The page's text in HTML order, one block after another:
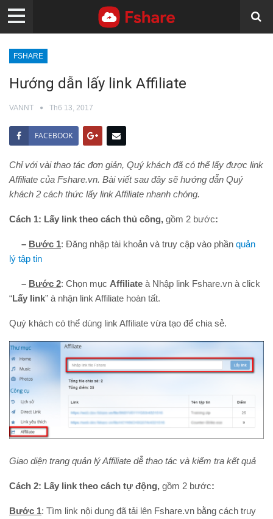
FSHARE
Hướng dẫn lấy link Affiliate
VANNT Th6 13, 2017
FACEBOOK
Chỉ với vài thao tác đơn giản, Quý khách đã có thể lấy được link
Affiliate của Fshare.vn. Bài viết sau đây sẽ hướng dẫn Quý
khách 2 cách thức lấy link Affiliate nhanh chóng.
Cách 1: Lấy link theo cách thủ công, gồm 2 bước:
– Bước 1: Đăng nhập tài khoản và truy cập vào phần quản
lý tập tin
– Bước 2: Chọn mục Affiliate à Nhập link Fshare.vn à click
“Lấy link” à nhận link Affiliate hoàn tất.
Quý khách có thể dùng link Affiliate vừa tạo để chia sẻ.
Giao diện trang quản lý Affiliate dễ thao tác và kiểm tra kết quả
Cách 2: Lấy link theo cách tự động, gồm 2 bước:
Bước 1: Tìm link nội dung đã tải lên Fshare.vn bằng cách truy